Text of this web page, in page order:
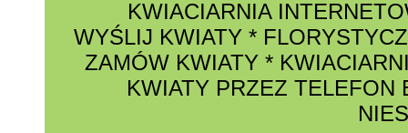
KWIACIARNIA
WYŚLIJ KWIATY *
ZAMÓW KWIATY*
KWIATY PRZEZ TELEFON